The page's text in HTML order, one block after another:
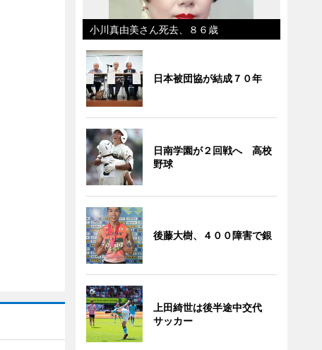
小川真由美さん死去、８６歳
日本被団協が結成７０年
日南学園が２回戦へ 高校
野球
後藤大樹、４００障害で銀
上田綺世は後半途中交代
サッカー